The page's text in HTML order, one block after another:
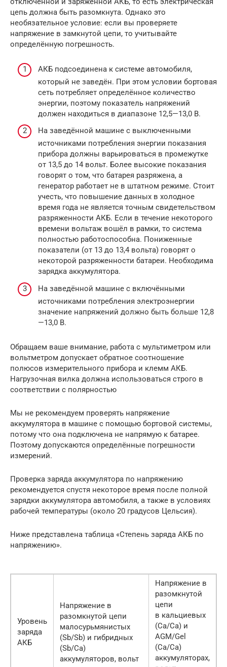
цепь должна быть разомкнута. Однако это
необязательное условие: если вы проверяете
напряжение в замкнутой цепи, то учитывайте
определённую погрешность.
АКБ подсоединена к системе автомобиля,
который не заведён. При этом условии бортовая
сеть потребляет определённое количество
энергии, поэтому показатель напряжений
должен находиться в диапазоне 12,5—13,0 В.
На заведённой машине с выключенными
источниками потребления энергии показания
прибора должны варьироваться в промежутке
от 13,5 до 14 вольт. Более высокие показания
говорят о том, что батарея разряжена, а
генератор работает не в штатном режиме. Стоит
учесть, что повышение данных в холодное
время года не является точным свидетельством
разряженности АКБ. Если в течение некоторого
времени вольтаж вошёл в рамки, то система
полностью работоспособна. Пониженные
показатели (от 13 до 13,4 вольта) говорят о
некоторой разряженности батареи. Необходима
зарядка аккумулятора.
На заведённой машине с включёнными
источниками потребления электроэнергии
значение напряжений должно быть больше 12,8
—13,0 В.
Обращаем ваше внимание, работа с мультиметром или
вольтметром допускает обратное соотношение
полюсов измерительного прибора и клемм АКБ.
Нагрузочная вилка должна использоваться строго в
соответствии с полярностью
Мы не рекомендуем проверять напряжение
аккумулятора в машине с помощью бортовой системы,
потому что она подключена не напрямую к батарее.
Поэтому допускаются определённые погрешности
измерений.
Проверка заряда аккумулятора по напряжению
рекомендуется спустя некоторое время после полной
зарядки аккумулятора автомобиля, а также в условиях
рабочей температуры (около 20 градусов Цельсия).
Ниже представлена таблица «Степень заряда АКБ по
напряжению».
Уровень
заряда
АКБ
Напряжение в
разомкнутой цепи
малосурьмянистых
(Sb/Sb) и гибридных
(Sb/Ca)
аккумуляторов, вольт
Напряжение в
разомкнутой
цепи
в кальциевых
(Ca/Ca) и
AGM/Gel
(Ca/Ca)
аккумуляторах,